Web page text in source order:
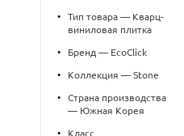
•
Тип товара — Кварц-
виниловая плитка
• Бренд — EcoClick
• Коллекция — Stone
•
Страна производства
— Южная Корея
•
Класс